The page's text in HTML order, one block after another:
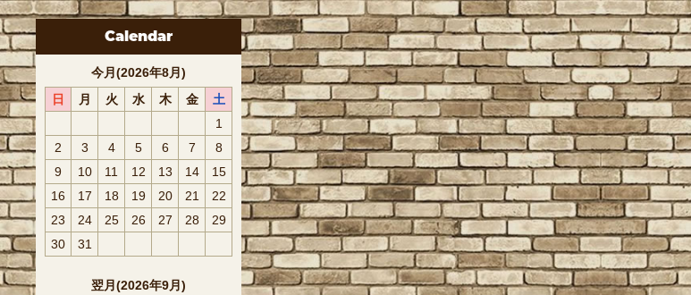
Calendar
今月(2026年8月)
日
月 火 水 木 金
土
1
2
3 4 5 6 7
8
9
10 11 12 13 14
15
16
17 18 19 20 21
22
23
24 25 26 27 28
29
30
31
翌月(2026年9月)